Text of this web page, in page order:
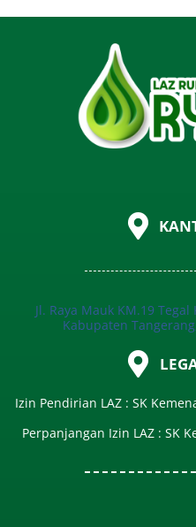
Jl. Raya Mauk KM.19
Kabupaten
Izin Pendirian LAZ : SK
Perpanjangan Izin LAZ : SK